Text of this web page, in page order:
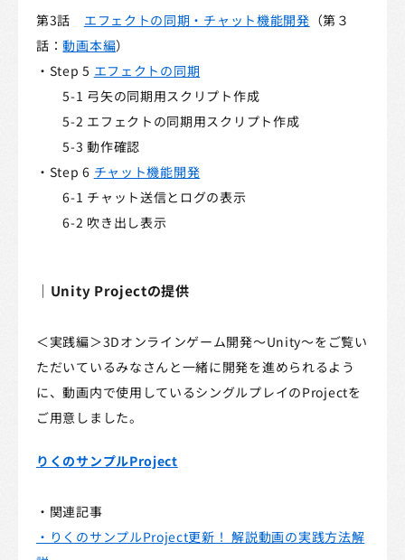
第3話 エフェクトの同期・チャット機能開発 （第３
話：動画本編）
・Step 5 エフェクトの同期
5-1 弓矢の同期用スクリプト作成
5-2 エフェクトの同期用スクリプト作成
5-3 動作確認
・Step 6 チャット機能開発
6-1 チャット送信とログの表示
6-2 吹き出し表示
｜Unity Projectの提供
＜実践編＞3Dオンラインゲーム開発～Unity～をご覧い
ただいているみなさんと一緒に開発を進められるよう
に、動画内で使用しているシングルプレイのProjectを
ご用意しました。
りくのサンプルProject
・関連記事
・りくのサンプルProject更新！ 解説動画の実践方法解